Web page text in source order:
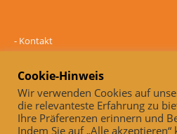
- Kontakt
Datenschutz
-Impressum
Online und unabhängig seit 2005
Cookie-Hinweis
Wir verwenden Cookies auf
die relevanteste Erfahrung zu
Ihre Präferenzen erinnern und
Indem Sie auf „Alle